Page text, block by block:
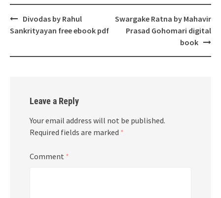
Post
navigation
Divodas by Rahul
Sankrityayan free ebook pdf
Swargake Ratna by Mahavir
Prasad Gohomari digital
book
Leave a Reply
Your email address will not be published.
Required fields are marked *
Comment *